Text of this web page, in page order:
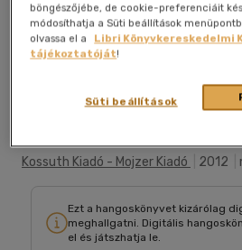
Belehallgatok Kívánságlistához
Kossuth Kiadó - Mojzer Kiadó 2012
Ezt a hangoskönyvet kizárólag
meghallgatni. Digitális
el és játszhatja le.
böngészőjébe, de cookie-preferenciáit
módosíthatja a Süti beállítások
olvassa el a
Libri Könyvkereskedelmi
tájékoztatóját!
Süti beállítások